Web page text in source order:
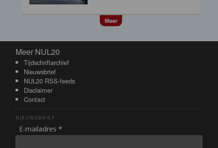
Meer
Meer NUL20
Meer NUL20
Tijdschriftarchief
Nieuwsbrief
NUL20 RSS-feeds
Disclaimer
Contact
NIEUWSBRIEF
E-mailadres *